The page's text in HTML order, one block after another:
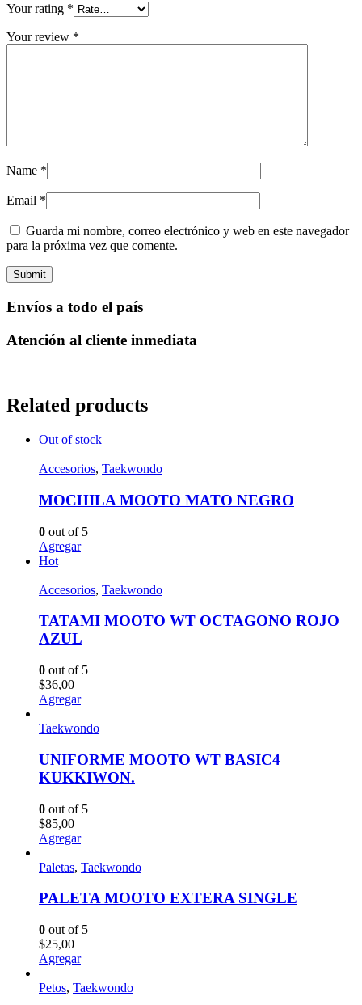
Your rating *
Your review *
Name *
Email *
Guarda mi nombre, correo electrónico y web en este navegador
para la próxima vez que comente.
Envíos a todo el país
Atención al cliente inmediata
Related products
Out of stock
Accesorios, Taekwondo
MOCHILA MOOTO MATO NEGRO
0 out of 5
Agregar
Hot
Accesorios, Taekwondo
TATAMI MOOTO WT OCTAGONO ROJO
AZUL
0 out of 5
$36,00
Agregar
Taekwondo
UNIFORME MOOTO WT BASIC4
KUKKIWON.
0 out of 5
$85,00
Agregar
Paletas, Taekwondo
PALETA MOOTO EXTERA SINGLE
0 out of 5
$25,00
Agregar
Petos, Taekwondo